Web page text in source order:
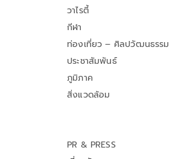
วาไรตี้
กีฬา
ท่องเที่ยว – ศิลปวัฒนธรรม
ประชาสัมพันธ์
ภูมิภาค
สิ่งแวดล้อม
PR & PRESS